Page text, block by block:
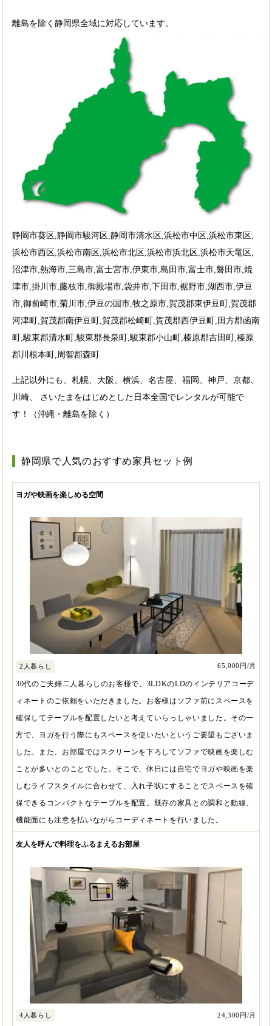
離島を除く静岡県全域に対応しています。
静岡市葵区,静岡市駿河区,静岡市清水区,浜松市中区,浜松市東区,
浜松市西区,浜松市南区,浜松市北区,浜松市浜北区,浜松市天竜区,
沼津市,熱海市,三島市,富士宮市,伊東市,島田市,富士市,磐田市,焼
津市,掛川市,藤枝市,御殿場市,袋井市,下田市,裾野市,湖西市,伊豆
市,御前崎市,菊川市,伊豆の国市,牧之原市,賀茂郡東伊豆町,賀茂郡
河津町,賀茂郡南伊豆町,賀茂郡松崎町,賀茂郡西伊豆町,田方郡函南
町,駿東郡清水町,駿東郡長泉町,駿東郡小山町,榛原郡吉田町,榛原
郡川根本町,周智郡森町
上記以外にも、札幌、大阪、横浜、名古屋、福岡、神戸、京都、
川崎、 さいたまをはじめとした日本全国でレンタルが可能で
す！（沖縄・離島を除く）
静岡県で人気のおすすめ家具セット例
ヨガや映画を楽しめる空間
65,000円/月
2人暮らし
30代のご夫婦二人暮らしのお客様で、3LDKのLDのインテリアコーデ
ィネートのご依頼をいただきました。お客様はソファ前にスペースを
確保してテーブルを配置したいと考えていらっしゃいました。その一
方で、ヨガを行う際にもスペースを使いたいというご要望もございま
した。また、お部屋ではスクリーンを下ろしてソファで映画を楽しむ
ことが多いとのことでした。そこで、休日には自宅でヨガや映画を楽
しむライフスタイルに合わせて、入れ子状にすることでスペースを確
保できるコンパクトなテーブルを配置。既存の家具との調和と動線、
機能面にも注意を払いながらコーディネートを行いました。
友人を呼んで料理をふるまえるお部屋
24,300円/月
4人暮らし